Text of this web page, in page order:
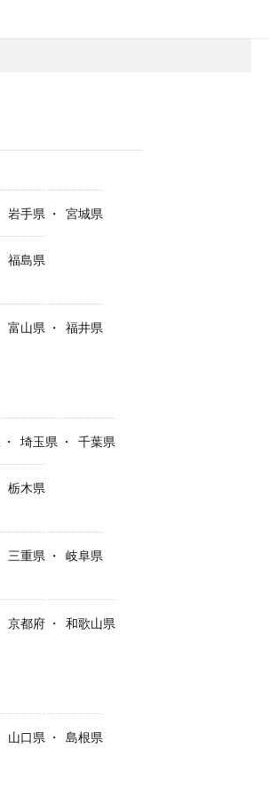
岩手県 宮城県
福島県
富山県 福井県
埼玉県 千葉県
栃木県
三重県
岐阜県
京都府 和歌山県
山口県 島根県